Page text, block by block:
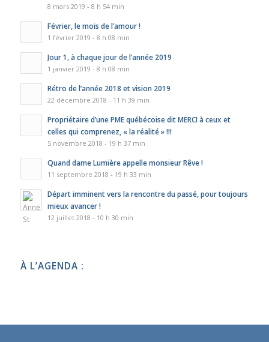
8 mars 2019 - 8 h 54 min
Février, le mois de l’amour !
1 février 2019 - 8 h 08 min
Jour 1, à chaque jour de l’année 2019
1 janvier 2019 - 8 h 08 min
Rétro de l’année 2018 et vision 2019
22 décembre 2018 - 11 h 39 min
Propriétaire d’une PME québécoise dit MERCI à ceux et
celles qui comprenez, « la réalité » !!!
5 novembre 2018 - 19 h 37 min
Quand dame Lumière appelle monsieur Rêve !
11 septembre 2018 - 19 h 33 min
Départ imminent vers la rencontre du passé, pour toujours
mieux avancer !
12 juillet 2018 - 10 h 30 min
À L’AGENDA :